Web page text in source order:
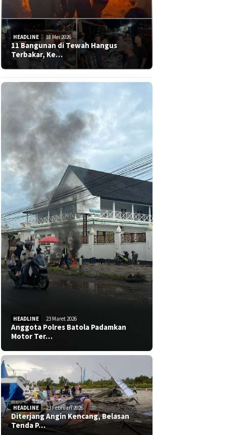
HEADLINE 18 Mei 2026
11 Bangunan di Tewah Hangus
Terbakar, Ke…
HEADLINE 23 Maret 2026
Anggota Polres Batola Padamkan
Motor Ter…
HEADLINE 23 Februari 2026
Diterjang Angin Kencang, Belasan
Tenda P…